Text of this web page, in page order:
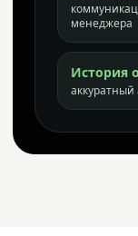
менеджера
История